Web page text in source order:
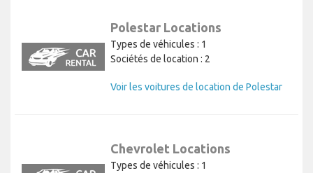
Polestar Locations
Types de véhicules : 1
Sociétés de location : 2
Voir les voitures de location de Polestar
Chevrolet Locations
Types de véhicules : 1